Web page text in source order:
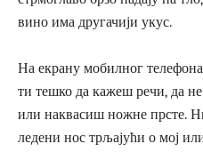
вино има другачији укус.
На екрану мобилног телефона
ти тешко да кажеш речи, да
или наквасиш ножне прсте.
ледени нос трљајући о мој